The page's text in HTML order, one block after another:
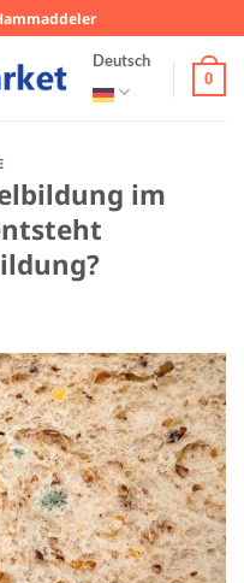
Deutsch
0
im